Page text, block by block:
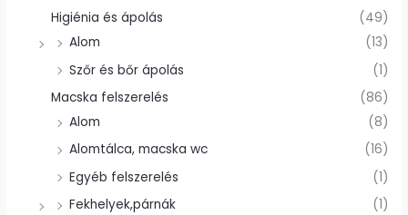
Higiénia és ápolás
(49)
Alom
(13)
Szőr és bőr ápolás
(1)
Macska felszerelés
(86)
Alom
(8)
Alomtálca, macska wc
(16)
Egyéb felszerelés
(1)
Fekhelyek,párnák
(1)